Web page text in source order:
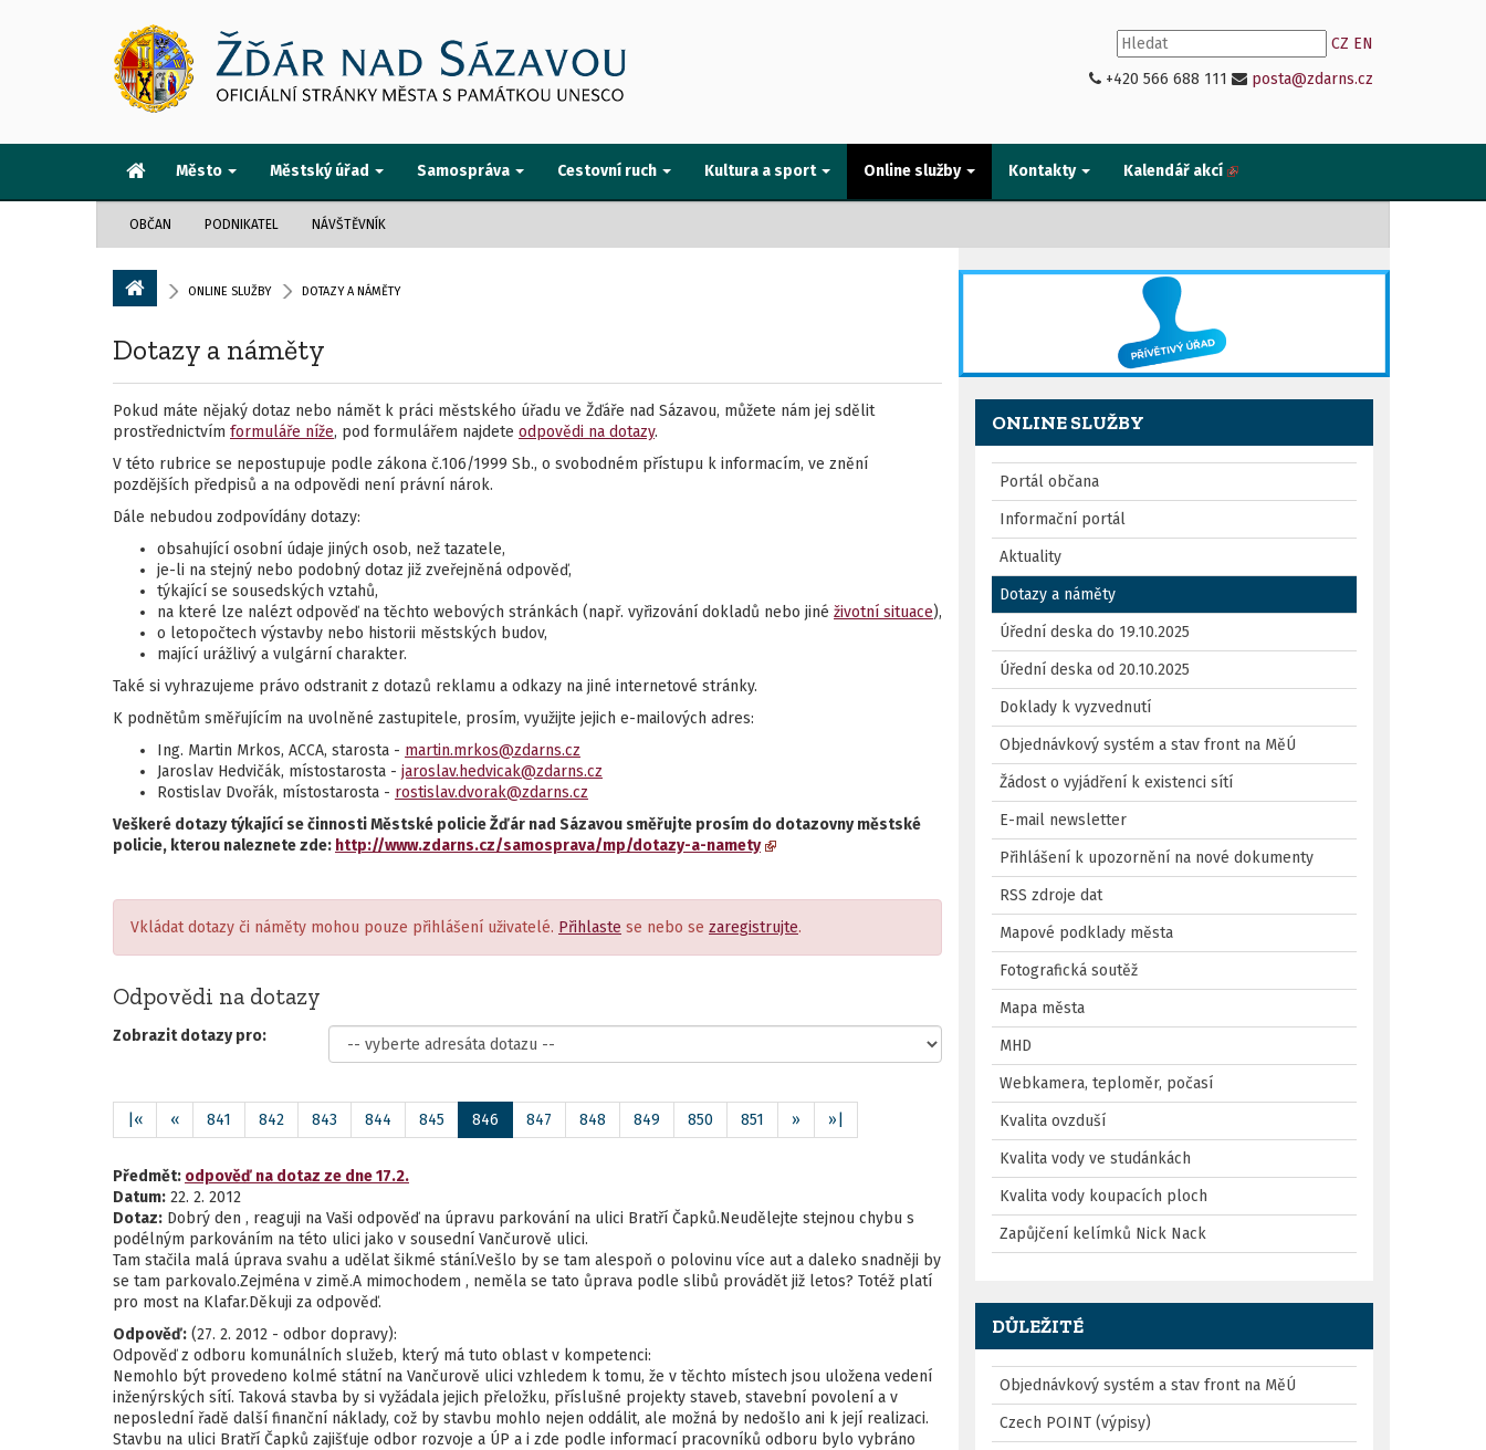
CZ EN
+420 566 688 111
posta@zdarns.cz
Město Městský úřad Samospráva Cestovní ruch Kultura a sport Online služby Kontakty Kalendář akcí
OBČAN PODNIKATEL NÁVŠTĚVNÍK
ONLINE SLUŽBY DOTAZY A NÁMĚTY
Dotazy a náměty
Pokud máte nějaký dotaz nebo námět k práci městského úřadu ve Žďáře nad Sázavou, můžete nám jej sdělit
prostřednictvím formuláře níže, pod formulářem najdete odpovědi na dotazy.
V této rubrice se nepostupuje podle zákona č.106/1999 Sb., o svobodném přístupu k informacím, ve znění
pozdějších předpisů a na odpovědi není právní nárok.
Dále nebudou zodpovídány dotazy:
obsahující osobní údaje jiných osob, než tazatele,
je-li na stejný nebo podobný dotaz již zveřejněná odpověď,
týkající se sousedských vztahů,
na které lze nalézt odpověď na těchto webových stránkách (např. vyřizování dokladů nebo jiné životní situace),
o letopočtech výstavby nebo historii městských budov,
mající urážlivý a vulgární charakter.
Také si vyhrazujeme právo odstranit z dotazů reklamu a odkazy na jiné internetové stránky.
K podnětům směřujícím na uvolněné zastupitele, prosím, využijte jejich e-mailových adres:
Ing. Martin Mrkos, ACCA, starosta - martin.mrkos@zdarns.cz
Jaroslav Hedvičák, místostarosta - jaroslav.hedvicak@zdarns.cz
Rostislav Dvořák, místostarosta - rostislav.dvorak@zdarns.cz
Veškeré dotazy týkající se činnosti Městské policie Žďár nad Sázavou směřujte prosím do dotazovny městské
policie, kterou naleznete zde: http://www.zdarns.cz/samosprava/mp/dotazy-a-namety
Vkládat dotazy či náměty mohou pouze přihlášení uživatelé. Přihlaste se nebo se zaregistrujte.
Odpovědi na dotazy
Zobrazit dotazy pro:
|« « 841 842 843 844 845 846 847 848 849 850 851 » »|
Předmět: odpověď na dotaz ze dne 17.2.
Datum: 22. 2. 2012
Dotaz: Dobrý den , reaguji na Vaši odpověď na úpravu parkování na ulici Bratří Čapků.Neudělejte stejnou chybu s
podélným parkováním na této ulici jako v sousední Vančurově ulici.
Tam stačila malá úprava svahu a udělat šikmé stání.Vešlo by se tam alespoň o polovinu více aut a daleko snadněji by
se tam parkovalo.Zejména v zimě.A mimochodem , neměla se tato ůprava podle slibů provádět již letos? Totéž platí
pro most na Klafar.Děkuji za odpověď.
Odpověď: (27. 2. 2012 - odbor dopravy):
Odpověď z odboru komunálních služeb, který má tuto oblast v kompetenci:
Nemohlo být provedeno kolmé státní na Vančurově ulici vzhledem k tomu, že v těchto místech jsou uložena vedení
inženýrských sítí. Taková stavba by si vyžádala jejich přeložku, příslušné projekty staveb, stavební povolení a v
neposlední řadě další finanční náklady, což by stavbu mohlo nejen oddálit, ale možná by nedošlo ani k její realizaci.
Stavbu na ulici Bratří Čapků zajišťuje odbor rozvoje a ÚP a i zde podle informací pracovníků odboru bylo vybráno
ONLINE SLUŽBY
Portál občana
Informační portál
Aktuality
Dotazy a náměty
Úřední deska do 19.10.2025
Úřední deska od 20.10.2025
Doklady k vyzvednutí
Objednávkový systém a stav front na MěÚ
Žádost o vyjádření k existenci sítí
E-mail newsletter
Přihlášení k upozornění na nové dokumenty
RSS zdroje dat
Mapové podklady města
Fotografická soutěž
Mapa města
MHD
Webkamera, teploměr, počasí
Kvalita ovzduší
Kvalita vody ve studánkách
Kvalita vody koupacích ploch
Zapůjčení kelímků Nick Nack
DŮLEŽITÉ
Objednávkový systém a stav front na MěÚ
Czech POINT (výpisy)